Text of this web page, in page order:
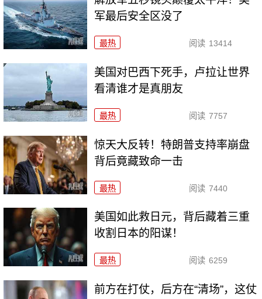
军最后安全区没了
最热 阅读 13414
美国对巴西下死手，卢拉让世界
看清谁才是真朋友
最热 阅读 7757
惊天大反转！特朗普支持率崩盘
背后竟藏致命一击
最热 阅读 7440
美国如此救日元，背后藏着三重
收割日本的阳谋！
最热 阅读 6259
前方在打仗，后方在“清场”，这仗